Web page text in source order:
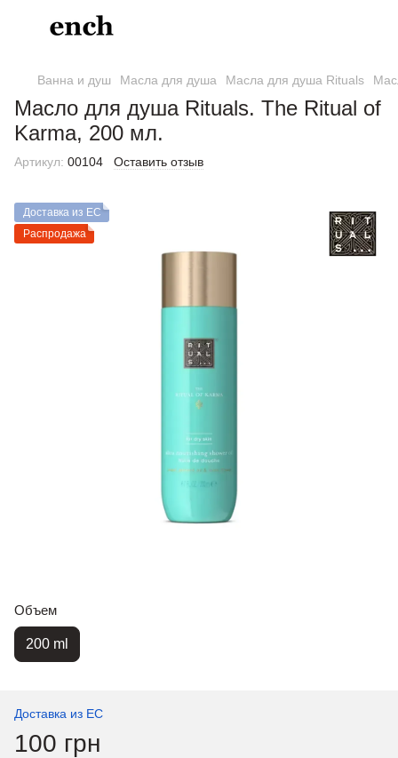
Ванна и душ Масла для душа Масла для душа Rituals
Масло для душа Rituals. The Ritual of
Karma, 200 мл.
Артикул: 00104 Оставить отзыв
Доставка из ЕС
Распродажа
Объем
200 ml
Доставка из ЕС
100 грн